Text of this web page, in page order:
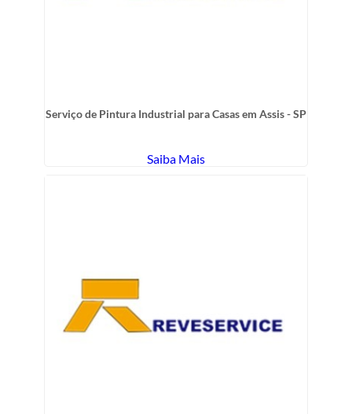
Serviço de Pintura Industrial para Casas em Assis - SP
Saiba Mais